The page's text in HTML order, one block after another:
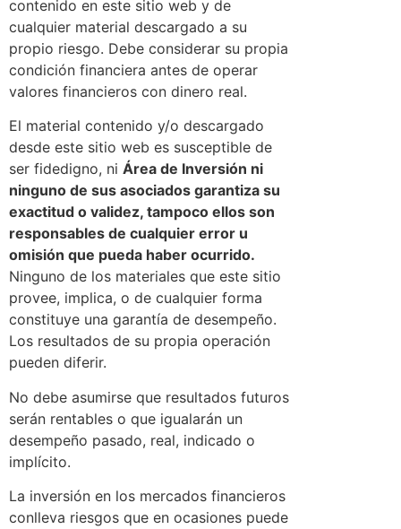
contenido en este sitio web y de
cualquier material descargado a su
propio riesgo. Debe considerar su propia
condición financiera antes de operar
valores financieros con dinero real.
El material contenido y/o descargado
desde este sitio web es susceptible de
ser fidedigno, ni Área de Inversión ni
ninguno de sus asociados garantiza su
exactitud o validez, tampoco ellos son
responsables de cualquier error u
omisión que pueda haber ocurrido.
Ninguno de los materiales que este sitio
provee, implica, o de cualquier forma
constituye una garantía de desempeño.
Los resultados de su propia operación
pueden diferir.
No debe asumirse que resultados futuros
serán rentables o que igualarán un
desempeño pasado, real, indicado o
implícito.
La inversión en los mercados financieros
conlleva riesgos que en ocasiones puede